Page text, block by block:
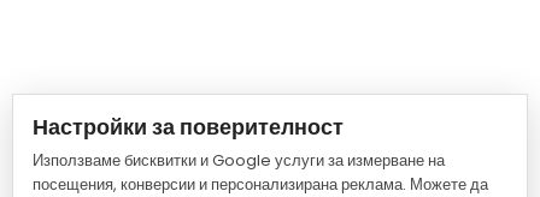
Настройки за поверителност
Използваме бисквитки и Google услуги за измерване на
посещения, конверсии и персонализирана реклама. Можете да